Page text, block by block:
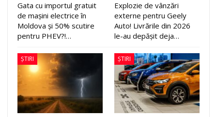
Gata cu importul gratuit
de mașini electrice în
Moldova și 50% scutire
pentru PHEV?!…
Explozie de vânzări
externe pentru Geely
Auto! Livrările din 2026
le-au depășit deja…
ȘTIRI ȘTIRI